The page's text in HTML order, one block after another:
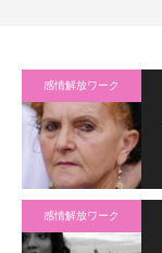
感情解放ワーク
感情解放ワーク